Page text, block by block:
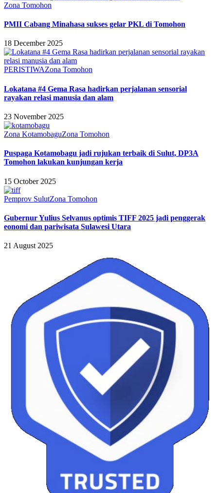
Zona Tomohon
PMII Cabang Minahasa sukses gelar PKL di Tomohon
18 December 2025
PERISTIWAZona Tomohon
Lokatana #4 Gema Rasa hadirkan perjalanan sensorial
rayakan relasi manusia dan alam
23 November 2025
Zona KotamobaguZona Tomohon
Puspaga Kotamobagu jadi rujukan terbaik di Sulut, DP3A
Tomohon lakukan kunjungan kerja
15 October 2025
Pemprov SulutZona Tomohon
Gubernur Yulius Selvanus optimis TIFF 2025 jadi penggerak
eonomi dan pariwisata Sulawesi Utara
21 August 2025